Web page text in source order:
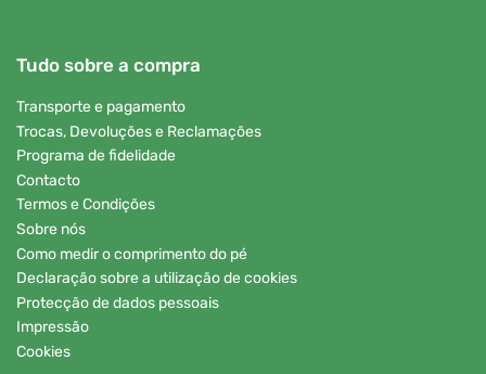
Tudo sobre a compra
Transporte e pagamento
Trocas, Devoluções e Reclamações
Programa de fidelidade
Contacto
Termos e Condições
Sobre nós
Como medir o comprimento do pé
Declaração sobre a utilização de cookies
Protecção de dados pessoais
Impressão
Cookies